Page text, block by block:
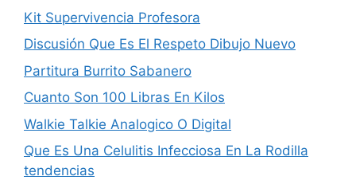
Kit Supervivencia Profesora
Discusión Que Es El Respeto Dibujo Nuevo
Partitura Burrito Sabanero
Cuanto Son 100 Libras En Kilos
Walkie Talkie Analogico O Digital
Que Es Una Celulitis Infecciosa En La Rodilla
tendencias